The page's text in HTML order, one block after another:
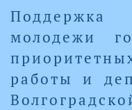
молодежи
работы и